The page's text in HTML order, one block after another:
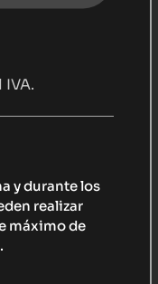
y durante los
realizar
máximo de